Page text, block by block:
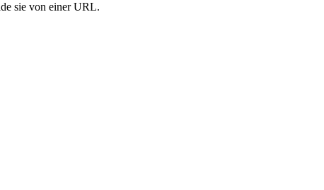
sie von einer URL.